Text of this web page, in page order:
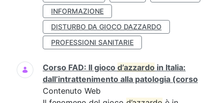
INFORMAZIONE
DISTURBO DA GIOCO DAZZARDO
PROFESSIONI SANITARIE
Corso FAD: Il gioco d’azzardo in Italia:
dall’intrattenimento alla patologia (corso
Contenuto Web